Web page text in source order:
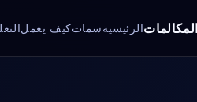
الرئيسيةسماتكيف يعمل